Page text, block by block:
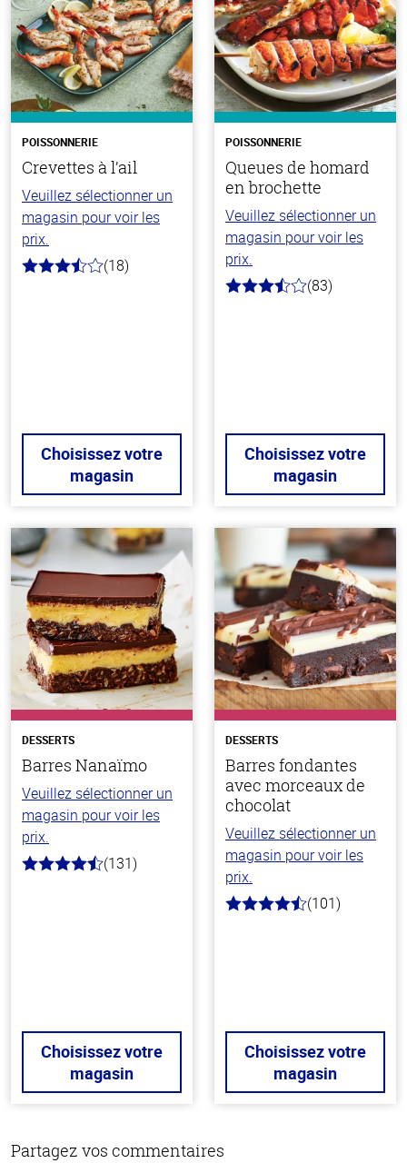
POISSONNERIE
Crevettes à l’ail
Veuillez sélectionner un
magasin pour voir les
prix.
3.6
(18)
Choisissez votre
magasin
POISSONNERIE
Queues de homard
en brochette
Veuillez sélectionner un
magasin pour voir les
prix.
3.8
(83)
Choisissez votre
magasin
DESSERTS
Barres Nanaïmo
Veuillez sélectionner un
magasin pour voir les
prix.
4.4
(131)
Choisissez votre
magasin
DESSERTS
Barres fondantes
avec morceaux de
chocolat
Veuillez sélectionner un
magasin pour voir les
prix.
4.8
(101)
Choisissez votre
magasin
Partagez vos commentaires